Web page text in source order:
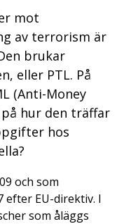
mot
av terrorism är
brukar
eller PTL. På
(Anti-Money
hur den träffar
hos
och som
efter EU-direktiv. I
som åläggs